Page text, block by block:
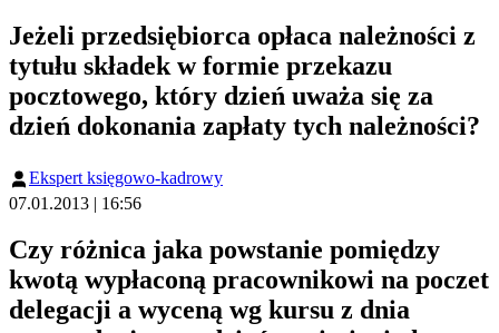
Jeżeli przedsiębiorca opłaca należności z
tytułu składek w formie przekazu
pocztowego, który dzień uważa się za
dzień dokonania zapłaty tych należności?
Ekspert księgowo-kadrowy
07.01.2013 | 16:56
Czy różnica jaka powstanie pomiędzy
kwotą wypłaconą pracownikowi na poczet
delegacji a wyceną wg kursu z dnia